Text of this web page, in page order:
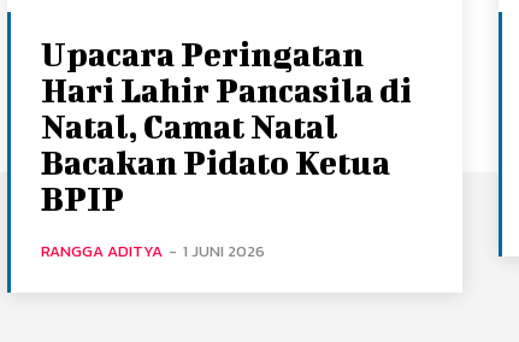
Upacara Peringatan
Hari Lahir Pancasila di
Natal, Camat Natal
Bacakan Pidato Ketua
BPIP
RANGGA ADITYA - 1 JUNI 2026